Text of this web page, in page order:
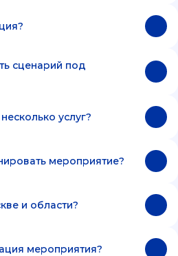
сценарий под
услуг?
мероприятие?
и области?
мероприятия?